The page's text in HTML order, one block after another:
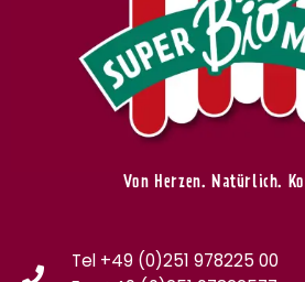
Von Herzen. Natürlich.
Tel +49 (0)251 978225 00